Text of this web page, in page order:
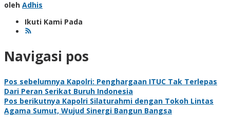
oleh Adhis
Ikuti Kami Pada
Navigasi pos
Pos sebelumnya Kapolri: Penghargaan ITUC Tak Terlepas
Dari Peran Serikat Buruh Indonesia
Pos berikutnya Kapolri Silaturahmi dengan Tokoh Lintas
Agama Sumut, Wujud Sinergi Bangun Bangsa